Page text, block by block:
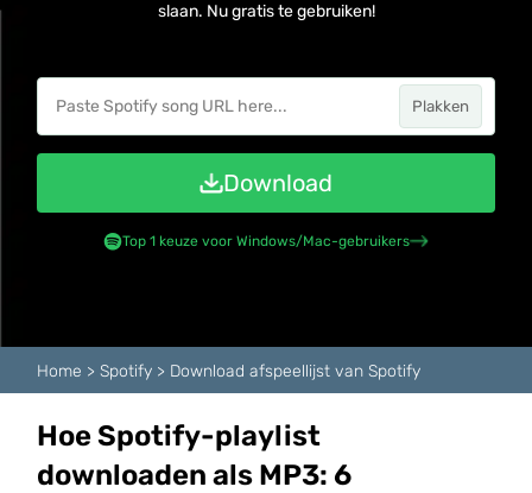
slaan. Nu gratis te gebruiken!
Plakken
Download
Top 1 keuze voor Windows/Mac-gebruikers
Home > Spotify > Download afspeellijst van Spotify
Hoe Spotify-playlist
downloaden als MP3: 6